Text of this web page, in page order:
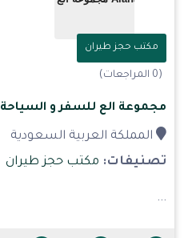
مكتب حجز طيران
(0 المراجعات)
مجموعة الع للسفر و السياحة Alanan Travel Group
المملكة العربية السعودية
تصنيفات: مكتب حجز طيران
...